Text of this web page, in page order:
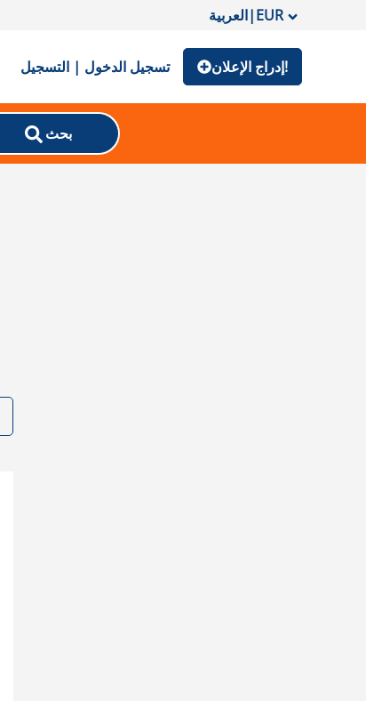
العربية|EUR
تسجيل الدخول | التسجيل إدراج الإعلان!
بحث